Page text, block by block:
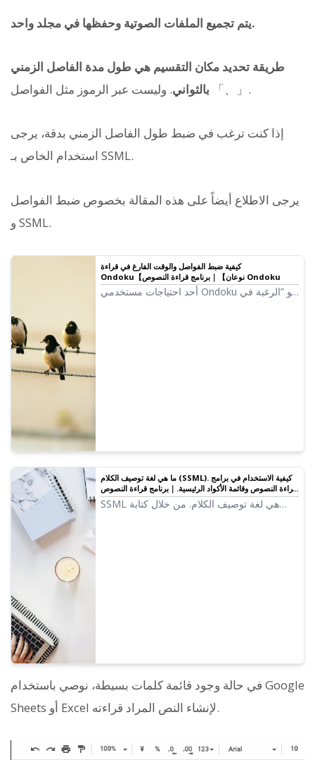
يتم تجميع الملفات الصوتية وحفظها في مجلد واحد.
طريقة تحديد مكان التقسيم هي طول مدة الفاصل الزمني
بالثواني . وليست عبر الرموز مثل الفواصل 「、」.
إذا كنت ترغب في ضبط طول الفاصل الزمني بدقة، يرجى
استخدام الخاص بـ SSML.
يرجى الاطلاع أيضاً على هذه المقالة بخصوص ضبط الفواصل
و SSML.
كيفية ضبط الفواصل والوقت الفارغ في قراءة
Ondoku【نوعان】｜برنامج قراءة النصوص Ondoku
أحد احتياجات مستخدمي Ondoku هو ”الرغبة في
ما هي لغة توصيف الكلام (SSML). كيفية الاستخدام في برامج
قراءة النصوص وقائمة الأكواد الرئيسية.｜برنامج قراءة النصوص
Ondoku
SSML هي لغة توصيف الكلام. من خلال كتابة
في حالة وجود قائمة كلمات بسيطة، نوصي باستخدام Google
Sheets أو Excel لإنشاء النص المراد قراءته.